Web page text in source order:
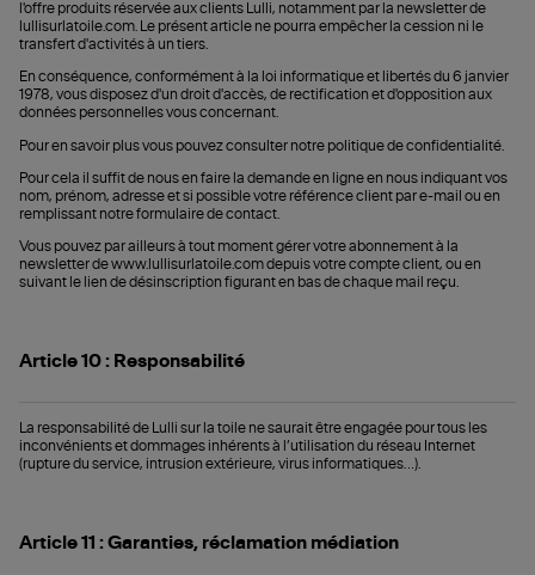
l'offre produits réservée aux clients Lulli, notamment par la newsletter de
lullisurlatoile.com. Le présent article ne pourra empêcher la cession ni le
transfert d'activités à un tiers.
En conséquence, conformément à la loi informatique et libertés du 6 janvier
1978, vous disposez d'un droit d'accès, de rectification et d'opposition aux
données personnelles vous concernant.
Pour en savoir plus vous pouvez consulter notre politique de confidentialité.
Pour cela il suffit de nous en faire la demande en ligne en nous indiquant vos
nom, prénom, adresse et si possible votre référence client par e-mail ou en
remplissant notre formulaire de contact.
Vous pouvez par ailleurs à tout moment gérer votre abonnement à la
newsletter de www.lullisurlatoile.com depuis votre compte client, ou en
suivant le lien de désinscription figurant en bas de chaque mail reçu.
Article 10 : Responsabilité
La responsabilité de Lulli sur la toile ne saurait être engagée pour tous les
inconvénients et dommages inhérents à l’utilisation du réseau Internet
(rupture du service, intrusion extérieure, virus informatiques…).
Article 11 : Garanties, réclamation médiation